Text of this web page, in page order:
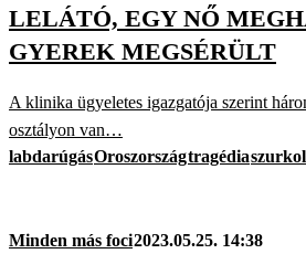
LELÁTÓ, EGY NŐ
GYEREK MEGSÉRÜLT
A klinika ügyeletes igazgatója szerint
osztályon van…
labdarúgásOroszországtragédia
Minden más foci2023.05.25. 14:38